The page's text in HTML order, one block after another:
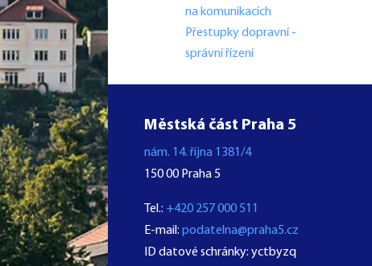
na komunikacích
Přestupky dopravní -
správní řízení
Městská část Praha 5
nám. 14. října 1381/4
150 00 Praha 5
Tel.: +420 257 000 511
E-mail:podatelna@praha5.cz
ID datové schránky: yctbyzq